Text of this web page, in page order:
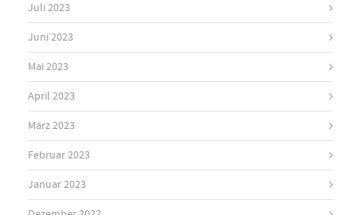
Juli 2023
Juni 2023
Mai 2023
April 2023
März 2023
Februar 2023
Januar 2023